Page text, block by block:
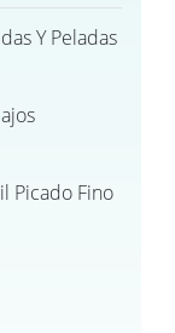
Y Peladas
Picado Fino